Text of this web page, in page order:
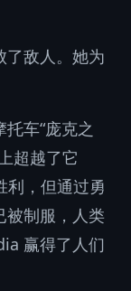
敌人。她为
车“庞克之
超越了它
利，但通过勇
被制服，人类
赢得了人们